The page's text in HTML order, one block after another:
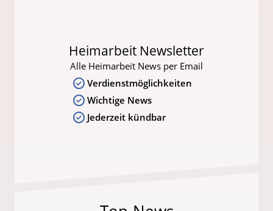
Heimarbeit Newsletter
Alle Heimarbeit News per Email
Verdienstmöglichkeiten
Wichtige News
Jederzeit kündbar